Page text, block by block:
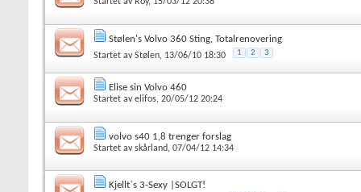
Stølen's Volvo 360 Sting, Totalrenovering
Startet avStølen, 13/06/10 18:30 1 2 3
Elise sin Volvo 460
Startet avelifos, 20/05/12 20:24
volvo s40 1,8 trenger forslag
Startet avskårland, 07/04/12 14:34
Kjellt`s 3-Sexy |SOLGT!